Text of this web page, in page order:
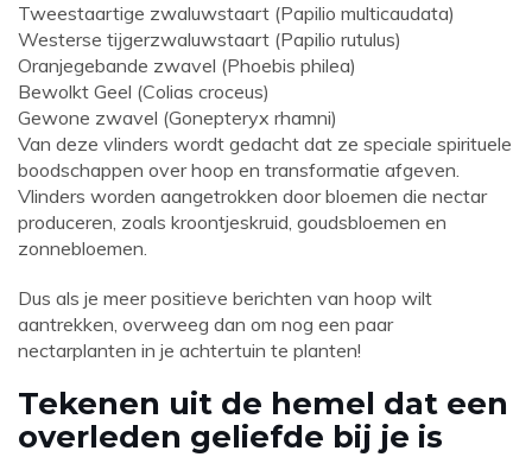
Tweestaartige zwaluwstaart (Papilio multicaudata)
Westerse tijgerzwaluwstaart (Papilio rutulus)
Oranjegebande zwavel (Phoebis philea)
Bewolkt Geel (Colias croceus)
Gewone zwavel (Gonepteryx rhamni)
Van deze vlinders wordt gedacht dat ze speciale spirituele
boodschappen over hoop en transformatie afgeven.
Vlinders worden aangetrokken door bloemen die nectar
produceren, zoals kroontjeskruid, goudsbloemen en
zonnebloemen.
Dus als je meer positieve berichten van hoop wilt
aantrekken, overweeg dan om nog een paar
nectarplanten in je achtertuin te planten!
Tekenen uit de hemel dat een
overleden geliefde bij je is